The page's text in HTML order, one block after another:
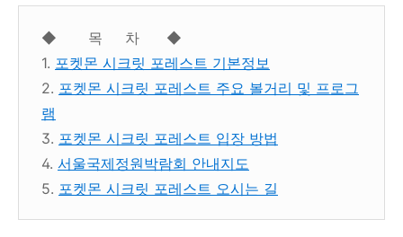
◆ 목 차 ◆
1. 포켓몬 시크릿 포레스트 기본정보
2. 포켓몬 시크릿 포레스트 주요 볼거리 및 프로그
램
3. 포켓몬 시크릿 포레스트 입장 방법
4. 서울국제정원박람회 안내지도
5. 포켓몬 시크릿 포레스트 오시는 길